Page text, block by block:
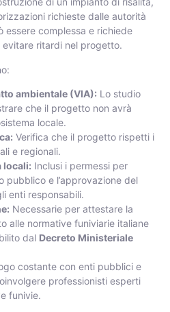
richieste dalle autorità
essere complessa e richiede
evitare ritardi nel progetto.
ambientale (VIA): Lo studio
che il progetto non avrà
locale.
Verifica che il progetto rispetti i
e regionali.
locali: Inclusi i permessi per
pubblico e l’approvazione del
enti responsabili.
Necessarie per attestare la
alle normative funiviarie italiane
dal Decreto Ministeriale
costante con enti pubblici e
professionisti esperti
funivie.